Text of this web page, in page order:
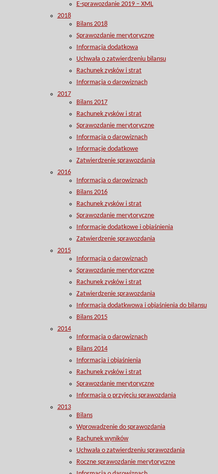
E-sprawozdanie 2019 – XML
2018
Bilans 2018
Sprawozdanie merytoryczne
Informacja dodatkowa
Uchwała o zatwierdzeniu bilansu
Rachunek zysków i strat
Informacja o darowiznach
2017
Bilans 2017
Rachunek zysków i strat
Sprawozdanie merytoryczne
Informacja o darowiznach
Informacje dodatkowe
Zatwierdzenie sprawozdania
2016
Informacja o darowiznach
Bilans 2016
Rachunek zysków i strat
Sprawozdanie merytoryczne
Informacje dodatkowe i objaśnienia
Zatwierdzenie sprawozdania
2015
Informacja o darowiznach
Sprawozdanie merytoryczne
Rachunek zysków i strat
Zatwierdzenie sprawozdania
Informacja dodatkwowa i objaśnienia do bilansu
Bilans 2015
2014
Informacja o darowiznach
Bilans 2014
Informacja i objaśnienia
Rachunek zysków i strat
Sprawozdanie merytoryczne
Informacja o przyjęciu sprawozdania
2013
Bilans
Wprowadzenie do sprawozdania
Rachunek wyników
Uchwała o zatwierdzeniu sprawozdania
Roczne sprawozdanie merytoryczne